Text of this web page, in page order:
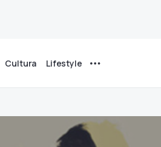
Cultura Lifestyle